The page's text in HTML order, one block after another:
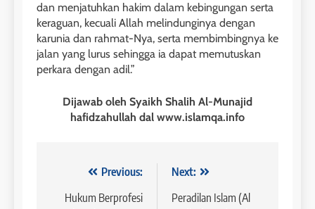
dan menjatuhkan hakim dalam kebingungan serta
keraguan, kecuali Allah melindunginya dengan
karunia dan rahmat-Nya, serta membimbingnya ke
jalan yang lurus sehingga ia dapat memutuskan
perkara dengan adil.”
Dijawab oleh Syaikh Shalih Al-Munajid
hafidzahullah dal www.islamqa.info
Navigasi
pos
Previous:
Hukum Berprofesi
Next:
Peradilan Islam (Al